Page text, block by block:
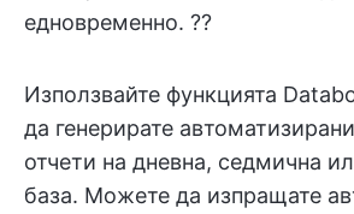
едновременно. ??
Използвайте функцията
да генерирате
отчети на дневна, седмична
база. Можете да изпращате